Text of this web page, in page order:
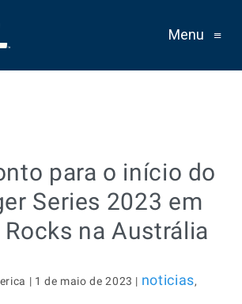
Menu ≡
para o início do
Series 2023 em
na Austrália
| 1 de maio de 2023 | noticias,